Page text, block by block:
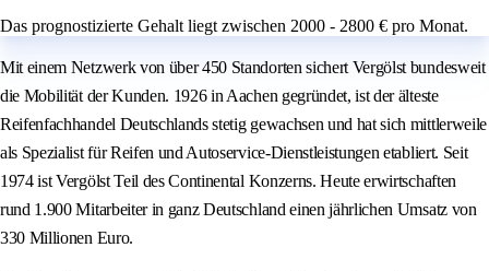
Das prognostizierte Gehalt liegt zwischen 2000 - 2800 € pro Monat.
Mit einem Netzwerk von über 450 Standorten sichert Vergölst bundesweit
die Mobilität der Kunden. 1926 in Aachen gegründet, ist der älteste
Reifenfachhandel Deutschlands stetig gewachsen und hat sich mittlerweile
als Spezialist für Reifen und Autoservice-Dienstleistungen etabliert. Seit
1974 ist Vergölst Teil des Continental Konzerns. Heute erwirtschaften
rund 1.900 Mitarbeiter in ganz Deutschland einen jährlichen Umsatz von
330 Millionen Euro.